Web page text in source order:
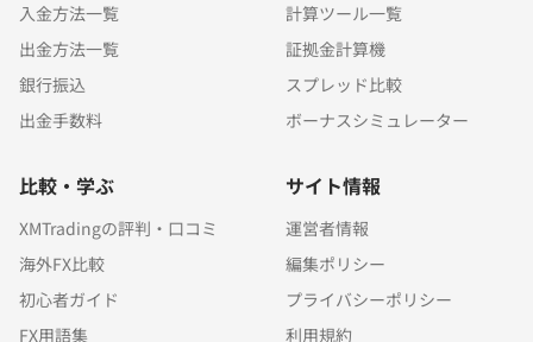
入金方法一覧
出金方法一覧
銀行振込
出金手数料
計算ツール一覧
証拠金計算機
スプレッド比較
ボーナスシミュレーター
比較・学ぶ
XMTradingの評判・口コミ
海外FX比較
初心者ガイド
FX用語集
サイト情報
運営者情報
編集ポリシー
プライバシーポリシー
利用規約